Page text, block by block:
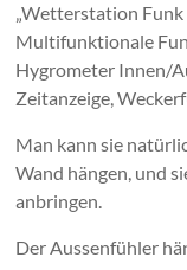
„Wetterstation
Multifunktionale
Hygrometer Innen/
Zeitanzeige,
Man kann sie
Wand hängen, und
anbringen.
Der Aussenfühler